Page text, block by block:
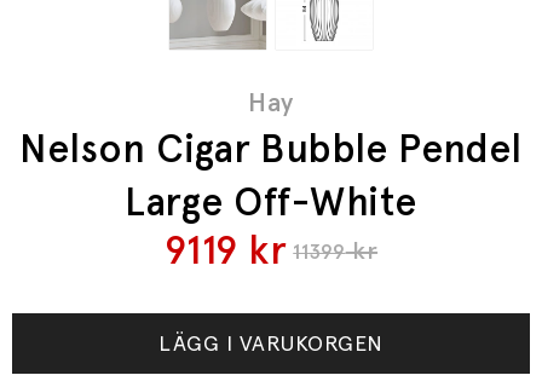
Hay
Nelson Cigar Bubble Pendel
Large Off-White
11399kr
9119 kr
LÄGG I VARUKORGEN